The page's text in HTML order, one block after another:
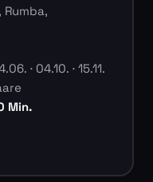
· 04.10. · 15.11.
Min.